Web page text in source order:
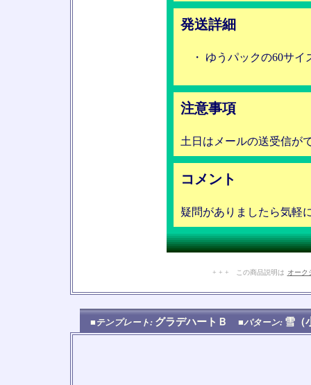
発送詳細
・ ゆうパックの60サイ
注意事項
土日はメールの送受信が
コメント
疑問がありましたら気軽
+ + + この商品説明は オーク
■テンプレート: グラデハートＢ ■パターン: 雪